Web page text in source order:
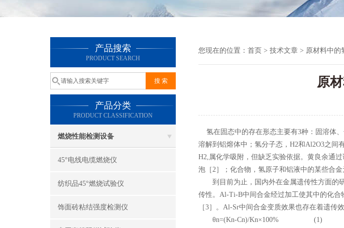
产品搜索
PRODUCT SEARCH
产品分类
PRODUCT CLASSIFICATION
燃烧性能检测设备
45°电线电缆燃烧仪
纺织品45°燃烧试验仪
饰面砖粘结强度检测仪
您现在的位置： 首页 > 技术文章 > 原材料中的
原
氢在固态中的存在形态主要有3种：固溶体
溶解到铝熔体中；氢分子态，H2和Al2O3之间
H2,属化学吸附，但缺乏实验依据。黄良余通
泡［2］；化合物，氢原子和铝液中的某些合金
到目前为止，国内外在金属遗传性方面的研
传性。Al-Ti-B中间合金经过加工使其中的化
［3］。Al-Sr中间合金变质效果也存在着遗传
θn=(Kn-Cn)/Kn×100% (1)